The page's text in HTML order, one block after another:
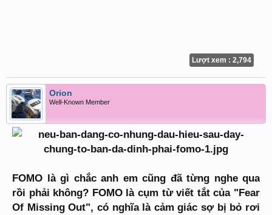
Lượt xem : 2,794
Orion
Well-Known Member
FOMO là gì chắc anh em cũng đã từng nghe qua
rồi phải không? FOMO là cụm từ viết tắt của "Fear
Of Missing Out", có nghĩa là cảm giác sợ bị bỏ rơi